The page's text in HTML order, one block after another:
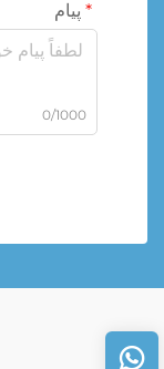
پیام
0/1000